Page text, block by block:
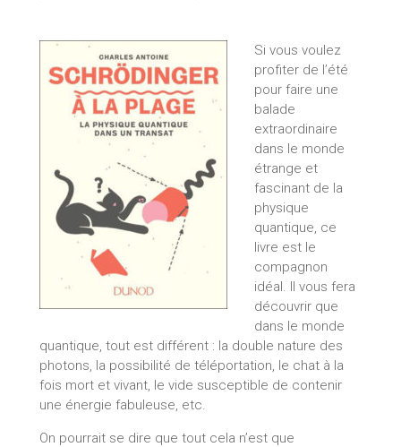
Si vous voulez
profiter de l’été
pour faire une
balade
extraordinaire
dans le monde
étrange et
fascinant de la
physique
quantique, ce
livre est le
compagnon
idéal. Il vous fera
découvrir que
dans le monde
quantique, tout est différent : la double nature des
photons, la possibilité de téléportation, le chat à la
fois mort et vivant, le vide susceptible de contenir
une énergie fabuleuse, etc.
On pourrait se dire que tout cela n’est que